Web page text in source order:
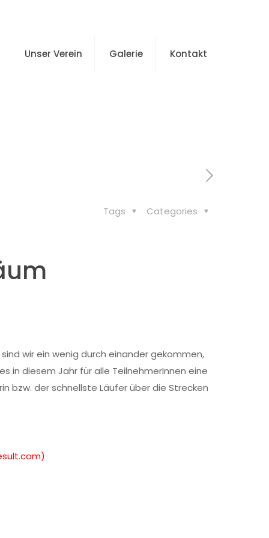
Unser Verein Galerie Kontakt
Categories
Tags
wir ein wenig durch einander gekommen,
in diesem Jahr für alle TeilnehmerInnen eine
bzw. der schnellste Läufer über die Strecken